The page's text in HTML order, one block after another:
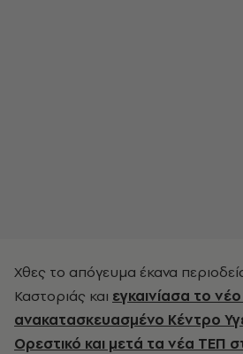
Χθες το απόγευμα έκανα
Καστοριάς και εγκαινίασα το
ανακατασκευασμένο Κέντρο
Ορεστικό και μετά τα νέα ΤΕΠ